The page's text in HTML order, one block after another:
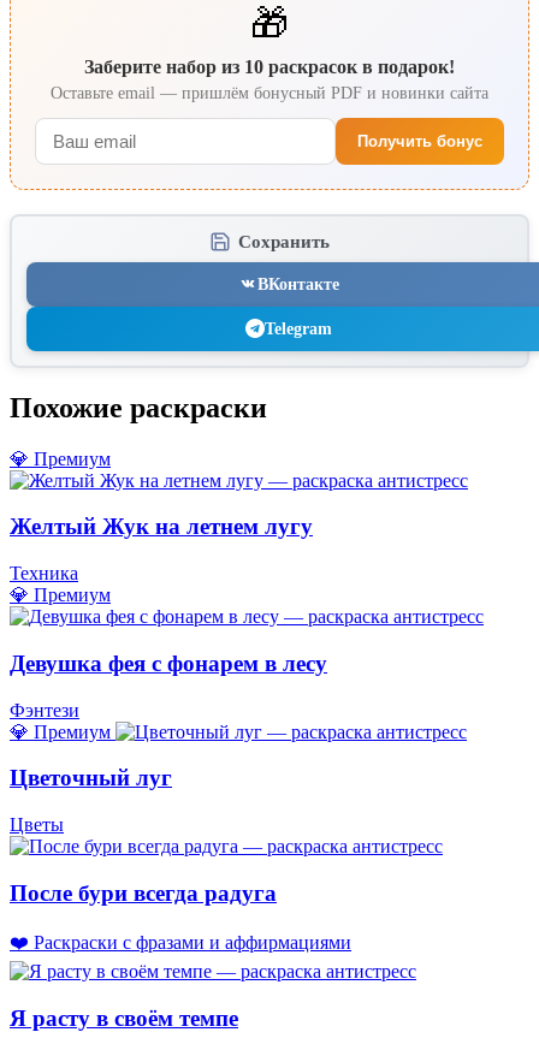
🎁
Заберите набор из 10 раскрасок в подарок!
Оставьте email — пришлём бонусный PDF и новинки сайта
Получить бонус
Сохранить
ВКонтакте
Telegram
Похожие раскраски
💎 Премиум
Желтый Жук на летнем лугу
Техника
💎 Премиум
Девушка фея с фонарем в лесу
Фэнтези
💎 Премиум
Цветочный луг
Цветы
После бури всегда радуга
❤️ Раскраски с фразами и аффирмациями
Я расту в своём темпе